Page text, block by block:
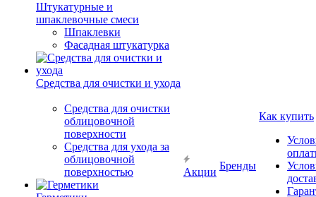
Штукатурные и
шпаклевочные смеси
Шпаклевки
Фасадная штукатурка
Средства для очистки и ухода
Средства для очистки
облицовочной
поверхности
Средства для ухода за
облицовочной
поверхностью
Акции
Бренды
Как купить